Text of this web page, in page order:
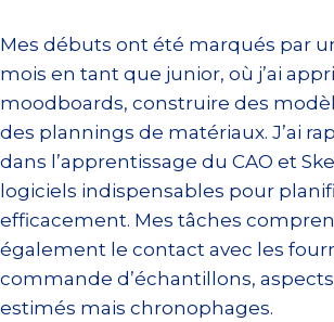
Mes débuts ont été marqués par
mois en tant que junior, où j’ai
moodboards, construire des
des plannings de matériaux. J’ai
dans l’apprentissage du CAO et
logiciels indispensables pour
efficacement. Mes tâches
également le contact avec les
commande d’échantillons,
estimés mais chronophages.